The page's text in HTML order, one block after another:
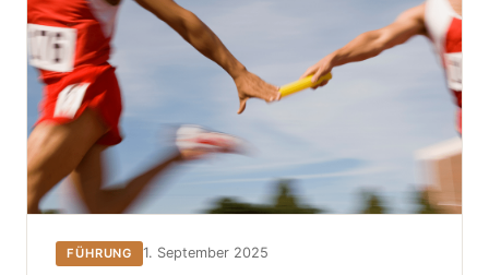
FÜHRUNG 1. September 2025